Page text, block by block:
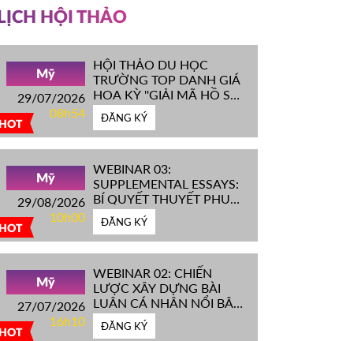
LỊCH HỘI THẢO
HOT
Mỹ
29/07/2026
08h54
HỘI THẢO DU HỌC
TRƯỜNG TOP DANH GIÁ
HOA KỲ ''GIẢI MÃ HỒ SƠ
IVY LEAGUE''
ĐĂNG KÝ
HOT
Mỹ
29/08/2026
10h00
WEBINAR 03:
SUPPLEMENTAL ESSAYS:
BÍ QUYẾT THUYẾT PHỤC
HỘI ĐỒNG TUYỂN SINH
ĐH TOP ĐẦU MỸ
ĐĂNG KÝ
HOT
Mỹ
27/07/2026
16h10
WEBINAR 02: CHIẾN
LƯỢC XÂY DỰNG BÀI
LUẬN CÁ NHÂN NỔI BẬT
CHINH PHỤC ĐH TOP
ĐẦU MỸ
ĐĂNG KÝ